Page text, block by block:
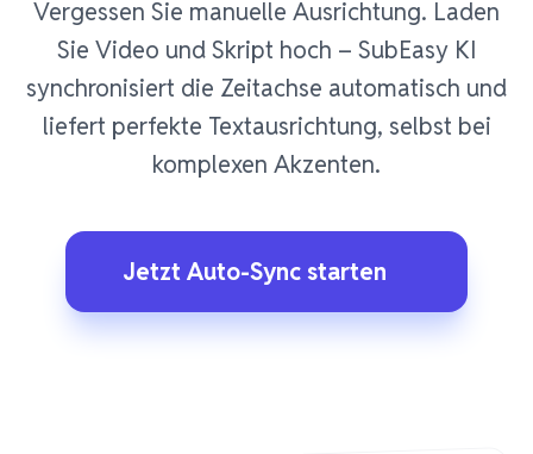
Vergessen Sie manuelle Ausrichtung. Laden
Sie Video und Skript hoch – SubEasy KI
synchronisiert die Zeitachse automatisch und
liefert perfekte Textausrichtung, selbst bei
komplexen Akzenten.
Jetzt Auto-Sync starten